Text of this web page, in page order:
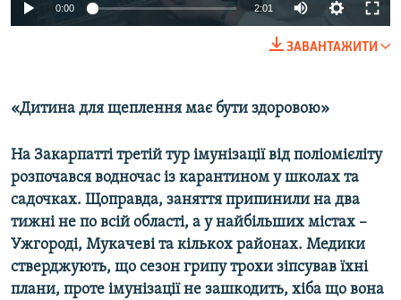
КТАТ
ДОЛУЧАЙСЯ!
Усі сайти RFE/RL
0:00 2:01
ЗАВАНТАЖИТИ
«Дитина для щеплення має бути здоровою»
На Закарпатті третій тур імунізації від поліомієліту
розпочався водночас із карантином у школах та
садочках. Щоправда, заняття припинили на два
тижні не по всій області, а у найбільших містах –
Ужгороді, Мукачеві та кількох районах. Медики
стверджують, що сезон грипу трохи зіпсував їхні
плани, проте імунізації не зашкодить, хіба що вона